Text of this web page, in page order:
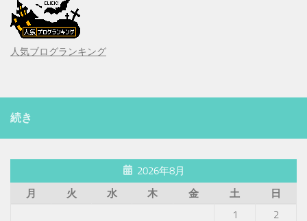
人気ブログランキング
続き
2026年8月
月
火 水 木 金 土
日
1
2